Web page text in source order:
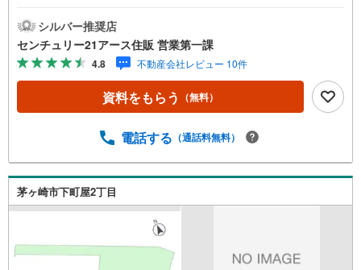
約970店舗あるセンチュリー21のお店。その中でも、アメ
リカ本部が設ける一定基準を満たした、上位4％しか受賞で
きない賞。それが「センチュリオン」です。弊社はそのセ
ンチュリオンを2002年から欠かすことなく取り続けており
ます。◆住宅ローン相談会◆お客様にあった無理のない住
宅ローンの試算やご購入の際に実際かかる諸費用の概算も
っかりとした資金計画のアドバイスをさせて頂きます。◆
ローンは優遇金利が0.1％変わるだけで、支払い総額に大き
な変化が生じます。取引の多い弊社は金融機関の特色、傾
向、トレンドを熟知しておりますので、お客様のニーズに
あった金融機関をご紹介させて頂きます。
シルバー推奨店
センチュリー21アース住販 営業第一課
4.8 不動産会社レビュー 10件
資料をもらう （無料）
電話する （通話料無料）
茅ヶ崎市下町屋2丁目